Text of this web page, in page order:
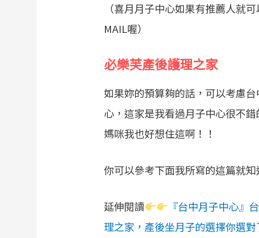
（喜月月子中心如果有推薦人就
MAIL喔）
必樂芙產後護理之家
如果妳的預算夠的話，可以考慮
心，這家是我看過月子中心很不
媽咪我也好想住這啊！！
你可以參考下面我所寫的這篇就
延伸閱讀
『台中月子中心』
理之家，產後坐月子的選擇你選對